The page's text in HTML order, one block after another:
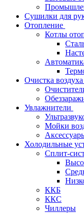
Сушилки для
Отопление
Котлы
Очистка воздуха
Увлажнители
Мойки
Холодильные
Сплит-
ККБ
ККС
Чиллеры